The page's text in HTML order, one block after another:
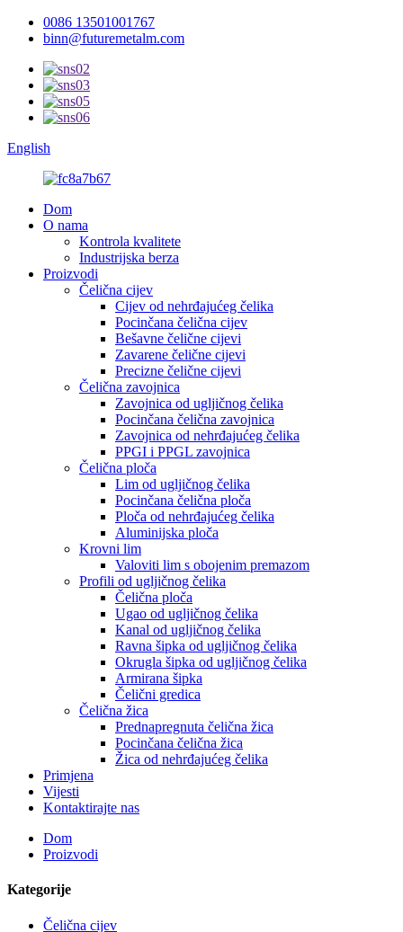
0086 13501001767
binn@futuremetalm.com
English
Dom
O nama
Kontrola kvalitete
Industrijska berza
Proizvodi
Čelična cijev
Cijev od nehrđajućeg čelika
Pocinčana čelična cijev
Bešavne čelične cijevi
Zavarene čelične cijevi
Precizne čelične cijevi
Čelična zavojnica
Zavojnica od ugljičnog čelika
Pocinčana čelična zavojnica
Zavojnica od nehrđajućeg čelika
PPGI i PPGL zavojnica
Čelična ploča
Lim od ugljičnog čelika
Pocinčana čelična ploča
Ploča od nehrđajućeg čelika
Aluminijska ploča
Krovni lim
Valoviti lim s obojenim premazom
Profili od ugljičnog čelika
Čelična ploča
Ugao od ugljičnog čelika
Kanal od ugljičnog čelika
Ravna šipka od ugljičnog čelika
Okrugla šipka od ugljičnog čelika
Armirana šipka
Čelični gredica
Čelična žica
Prednapregnuta čelična žica
Pocinčana čelična žica
Žica od nehrđajućeg čelika
Primjena
Vijesti
Kontaktirajte nas
Dom
Proizvodi
Kategorije
Čelična cijev